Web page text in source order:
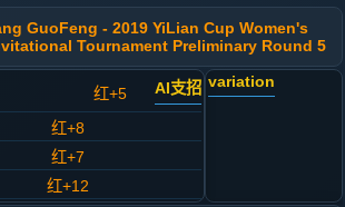
GuoFeng - 2019 YiLian Cup Women's
Tournament Preliminary Round 5
红+5 AI支招
红+8
红+7
红+12
variation